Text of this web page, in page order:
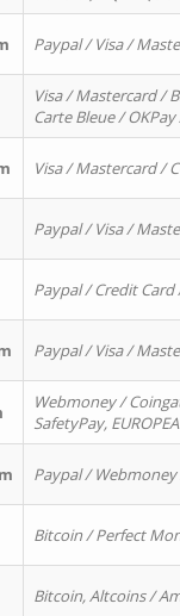
Paypal / Visa /
Visa / Mastercard /
Carte Bleue /
Visa / Mastercard /
Paypal / Visa /
Paypal / Credit
Paypal / Visa /
Webmoney /
SafetyPay,
Paypal / Webmoney
Bitcoin / Perfect
Bitcoin, Altcoins /